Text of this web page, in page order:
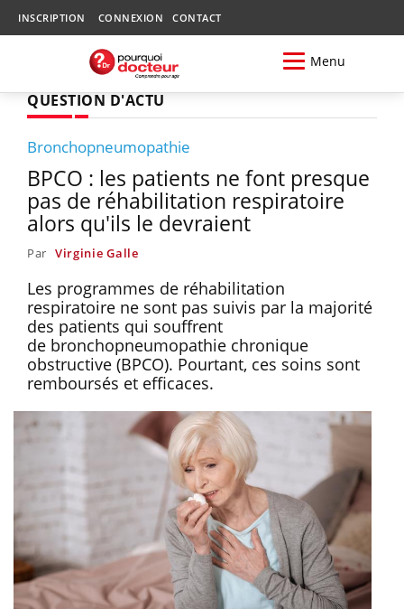
INSCRIPTION CONNEXION CONTACT
Menu
QUESTION D'ACTU
Bronchopneumopathie
BPCO : les patients ne font presque
pas de réhabilitation respiratoire
alors qu'ils le devraient
Par Virginie Galle
Les programmes de réhabilitation
respiratoire ne sont pas suivis par la majorité
des patients qui souffrent
de bronchopneumopathie chronique
obstructive (BPCO). Pourtant, ces soins sont
remboursés et efficaces.